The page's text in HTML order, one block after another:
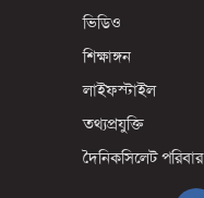
ভিডিও
শিক্ষাঙ্গন
লাইফস্টাইল
তথ্যপ্রযুক্তি
দৈনিকসিলেট পরিবার